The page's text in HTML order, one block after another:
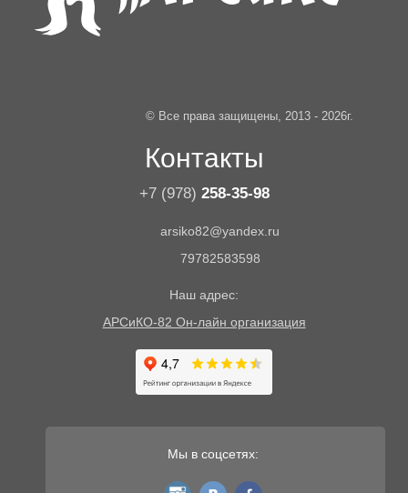
© Все права защищены, 2013 - 2026г.
Контакты
+7 (978) 258-35-98
arsiko82@yandex.ru
79782583598
Наш адрес:
АРСиКО-82 Он-лайн организация
Мы в соцсетях:
instagram
vk fb